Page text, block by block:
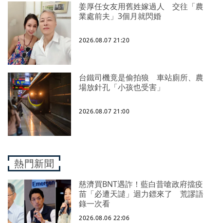
姜厚任女友用舊姓嫁過人 交往「農
業處前夫」3個月就閃婚
2026.08.07 21:20
台鐵司機竟是偷拍狼 車站廁所、農
場放針孔「小孩也受害」
2026.08.07 21:00
熱門新聞
慈濟買BNT遇詐！藍白昔嗆政府擋疫
苗「必遭天譴」迴力鏢來了 荒謬語
錄一次看
2026.08.06 22:06